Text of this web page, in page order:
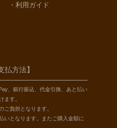
利用ガイド
払方法】
、銀行振込、代金引換、あと払い
ます。
負担となります。
いとなります。またご購入金額に